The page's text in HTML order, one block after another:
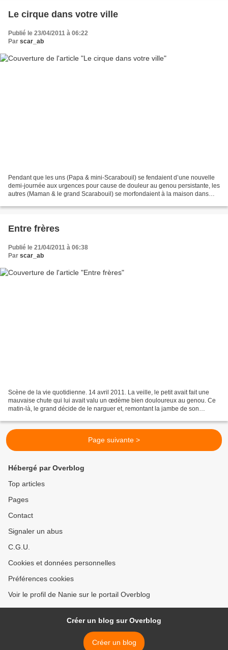
Le cirque dans votre ville
Publié le 23/04/2011 à 06:22
Par scar_ab
Pendant que les uns (Papa & mini-Scarabouil) se fendaient d’une nouvelle
demi-journée aux urgences pour cause de douleur au genou persistante, les
autres (Maman & le grand Scarabouil) se morfondaient à la maison dans
Entre frères
Publié le 21/04/2011 à 06:38
Par scar_ab
Scène de la vie quotidienne. 14 avril 2011. La veille, le petit avait fait une
mauvaise chute qui lui avait valu un œdème bien douloureux au genou. Ce
matin-là, le grand décide de le narguer et, remontant la jambe de son
Page suivante >
Hébergé par Overblog
Top articles
Pages
Contact
Signaler un abus
C.G.U.
Cookies et données personnelles
Préférences cookies
Voir le profil de Nanie sur le portail Overblog
Créer un blog sur Overblog
Créer un blog